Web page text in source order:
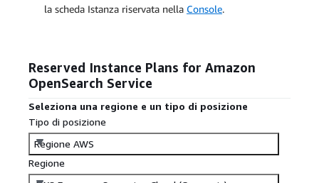
la scheda Istanza riservata nella Console.